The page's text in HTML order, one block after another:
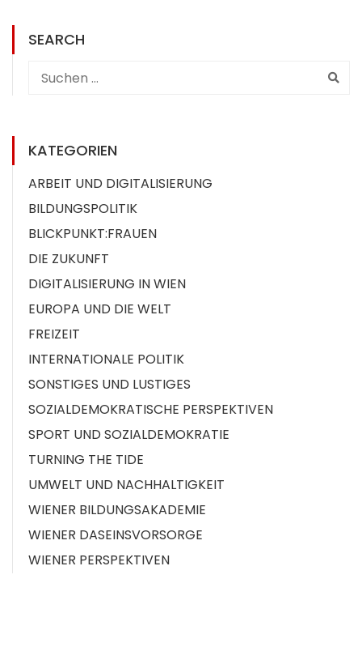
SEARCH
KATEGORIEN
ARBEIT UND DIGITALISIERUNG
BILDUNGSPOLITIK
BLICKPUNKT:FRAUEN
DIE ZUKUNFT
DIGITALISIERUNG IN WIEN
EUROPA UND DIE WELT
FREIZEIT
INTERNATIONALE POLITIK
SONSTIGES UND LUSTIGES
SOZIALDEMOKRATISCHE PERSPEKTIVEN
SPORT UND SOZIALDEMOKRATIE
TURNING THE TIDE
UMWELT UND NACHHALTIGKEIT
WIENER BILDUNGSAKADEMIE
WIENER DASEINSVORSORGE
WIENER PERSPEKTIVEN